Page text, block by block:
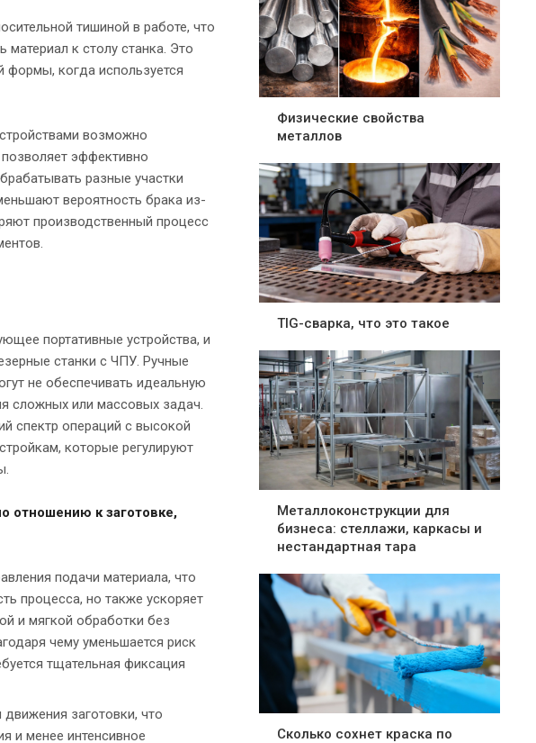
тишиной в работе, что
к столу станка. Это
формы, когда используется
возможно
эффективно
разные участки
вероятность брака из-
производственный процесс
портативные устройства, и
станки с ЧПУ. Ручные
не обеспечивать идеальную
сложных или массовых задач.
спектр операций с высокой
которые регулируют
отношению к заготовке,
подачи материала, что
процесса, но также ускоряет
и мягкой обработки без
чему уменьшается риск
тщательная фиксация
заготовки, что
и менее интенсивное
Физические свойства
металлов
TIG-сварка, что это такое
Металлоконструкции для
бизнеса: стеллажи, каркасы и
нестандартная тара
Сколько сохнет краска по